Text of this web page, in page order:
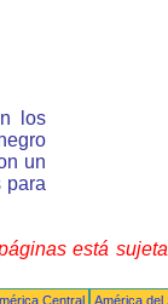
los
un
para
está
Central
América del